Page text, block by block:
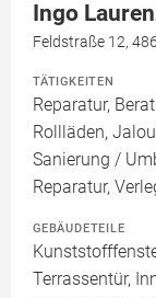
Ingo
Feldstraße 12,
TÄTIGKEITEN
Reparatur,
Rollläden,
Sanierung /
Reparatur,
GEBÄUDETEILE
Terrassentür,